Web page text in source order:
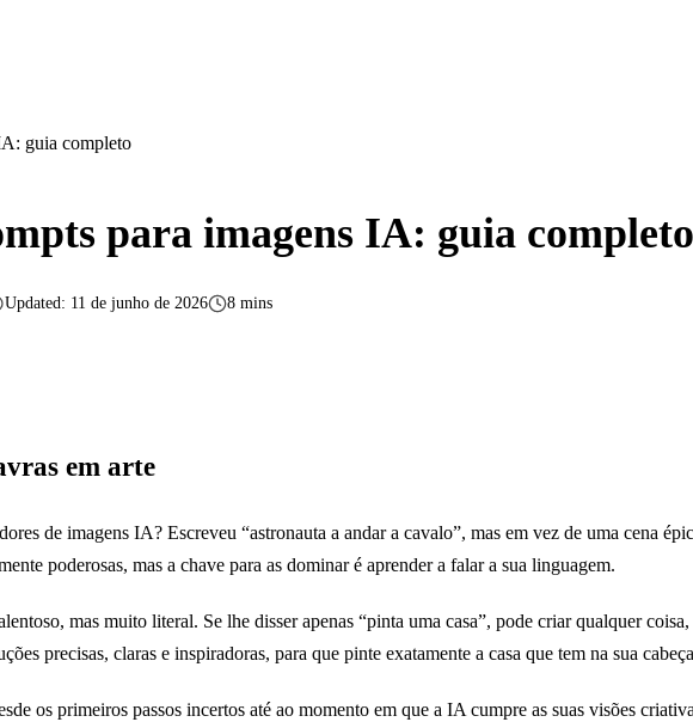
guia completo
para imagens IA: guia completo
Updated: 11 de junho de 2026 8 mins
em arte
de imagens IA? Escreveu “astronauta a andar a cavalo”, mas em vez de uma cena
poderosas, mas a chave para as dominar é aprender a falar a sua linguagem.
mas muito literal. Se lhe disser apenas “pinta uma casa”, pode criar qualquer
precisas, claras e inspiradoras, para que pinte exatamente a casa que tem na sua
os primeiros passos incertos até ao momento em que a IA cumpre as suas visões